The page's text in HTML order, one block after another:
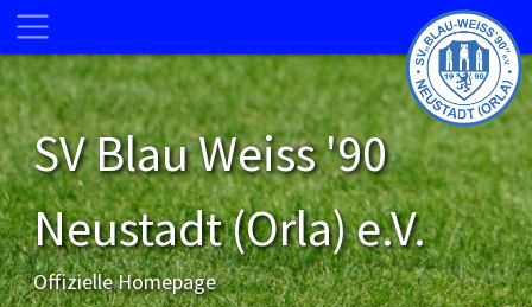
SV Blau Weiss '90
Neustadt (Orla) e.V.
Offizielle Homepage